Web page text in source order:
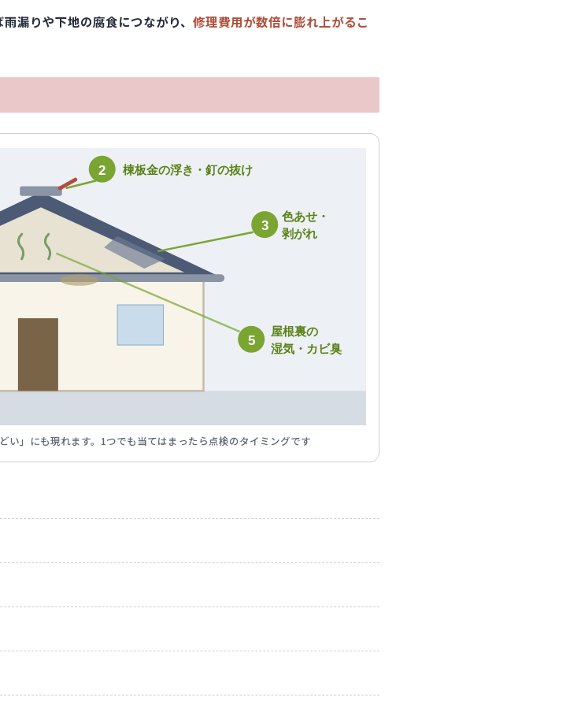
漏りや下地の腐食につながり、 修理費用が数倍に膨れ上がるこ
2 棟板金の浮き・釘の抜け
3
色あせ・
剥がれ
5
屋根裏の
湿気・カビ臭
」にも現れます。1つでも当てはまったら点検のタイミングです